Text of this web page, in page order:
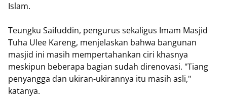
Islam.
Teungku Saifuddin, pengurus sekaligus Imam Masjid
Tuha Ulee Kareng, menjelaskan bahwa bangunan
masjid ini masih mempertahankan ciri khasnya
meskipun beberapa bagian sudah direnovasi. "Tiang
penyangga dan ukiran-ukirannya itu masih asli,"
katanya.